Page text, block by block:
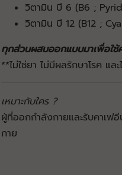
วิตามิน บี 6 (B6 ;
วิตามิน บี 12 (B12 ;
ทุกส่วนผสมออกแบบมาเพื่อใช้
**ไม่ใช่ยา ไม่มีผลรักษาโรค แ
เหมาะกับใคร ?
ผู้ที่ออกกำลังกายและรับคาเฟอี
กาย